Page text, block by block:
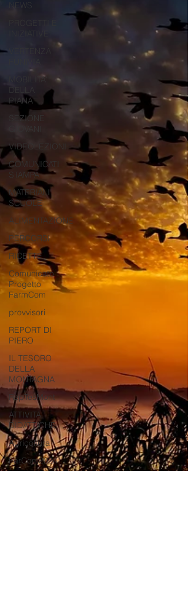
NEWS
MOBILITA'
PIANA
SEZIONE
VIDEOLEZIONI
COMUNICATI
STAMPA
MATERIALI
SCUOLE
ALIMENTAZIONE
PERCORSI
RICETTE
Comunicato
Progetto
FarmCom
provvisori
REPORT DI
PIERO
IL TESORO
DELLA
MONTAGNA
RepTesMont
ATTIVITA'
DIDATTICHE
Agricoltura
FarCom2024